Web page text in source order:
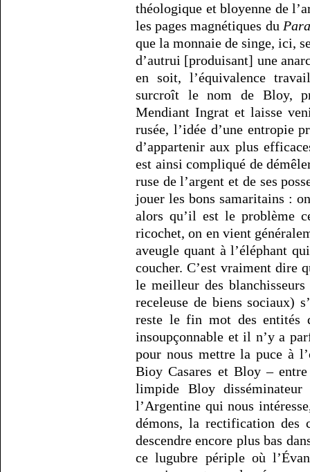
théologique et bloyenne de
les pages magnétiques du
que la monnaie de singe, ici,
d’autrui [produisant] une
en soit, l’équivalence
surcroît le nom de Bloy,
Mendiant Ingrat et laisse
rusée, l’idée d’une entropie
d’appartenir aux plus
est ainsi compliqué de
ruse de l’argent et de ses
jouer les bons samaritains :
alors qu’il est le problème
ricochet, on en vient
aveugle quant à l’éléphant
coucher. C’est vraiment dire
le meilleur des
receleuse de biens sociaux)
reste le fin mot des entités
insoupçonnable et il n’y a
pour nous mettre la puce à
Bioy Casares et Bloy –
limpide Bloy
l’Argentine qui nous
démons, la rectification des
descendre encore plus bas
ce lugubre périple où